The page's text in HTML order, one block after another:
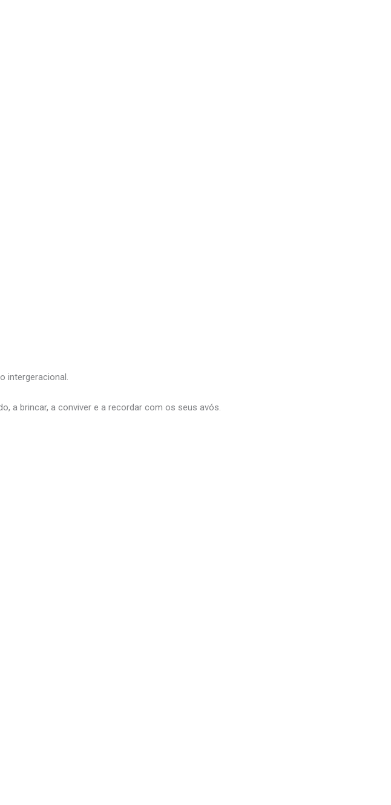
intergeracional.
a brincar, a conviver e a recordar com os seus avós.